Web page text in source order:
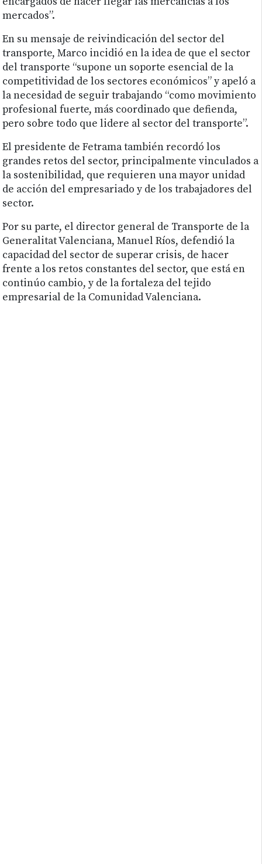
mercados”.
En su mensaje de reivindicación del sector del
transporte, Marco incidió en la idea de que el sector
del transporte “supone un soporte esencial de la
competitividad de los sectores económicos” y apeló a
la necesidad de seguir trabajando “como movimiento
profesional fuerte, más coordinado que defienda,
pero sobre todo que lidere al sector del transporte”.
El presidente de Fetrama también recordó los
grandes retos del sector, principalmente vinculados a
la sostenibilidad, que requieren una mayor unidad
de acción del empresariado y de los trabajadores del
sector.
Por su parte, el director general de Transporte de la
Generalitat Valenciana, Manuel Ríos, defendió la
capacidad del sector de superar crisis, de hacer
frente a los retos constantes del sector, que está en
continúo cambio, y de la fortaleza del tejido
empresarial de la Comunidad Valenciana.